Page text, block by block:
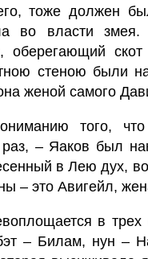
тоже должен
во власти
оберегающий
стеною были
женой самого
того,
– Яаков был
в Лею дух,
– это Авигейл,
в трех